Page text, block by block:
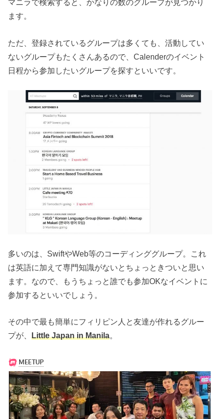
マニラで検索すると、かなりの数のグループが見つかり
ます。
ただ、登録されているグループは多くても、活動してい
ないグループもたくさんあるので、Calenderのイベント
日程から参加したいグループを探すといいです。
多いのは、SwiftやWeb等のコーディンググループ。これ
は英語に加えて専門知識がないとちょっときついと思い
ます。なので、もうちょっと誰でも参加OKなイベントに
参加するといいでしょう。
その中で最も簡単にフィリピン人と友達が作れるグルー
プが、Little Japan in Manila。